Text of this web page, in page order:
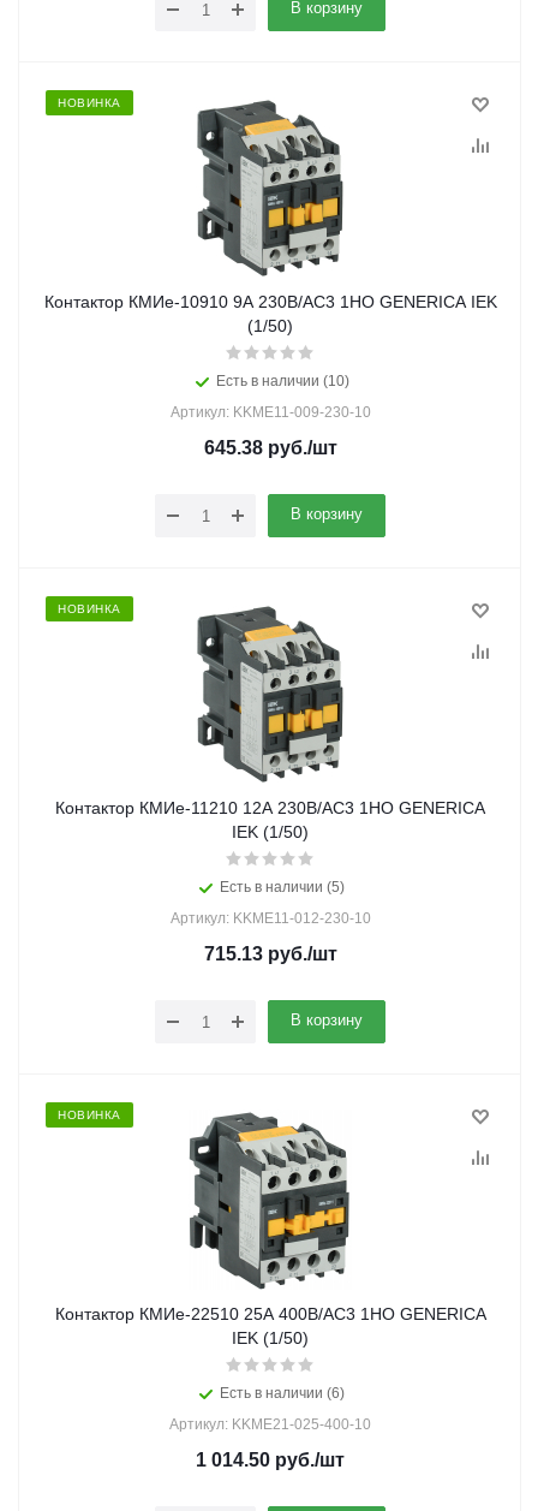
В корзину
НОВИНКА
Контактор КМИе-10910 9А 230В/АС3 1НО GENERICA IEK
(1/50)
Есть в наличии (10)
Артикул: KKME11-009-230-10
645.38руб./шт
В корзину
НОВИНКА
Контактор КМИе-11210 12А 230В/АС3 1НО GENERICA
IEK (1/50)
Есть в наличии (5)
Артикул: KKME11-012-230-10
715.13руб./шт
В корзину
НОВИНКА
Контактор КМИе-22510 25А 400В/АС3 1НО GENERICA
IEK (1/50)
Есть в наличии (6)
Артикул: KKME21-025-400-10
1 014.50 руб./шт